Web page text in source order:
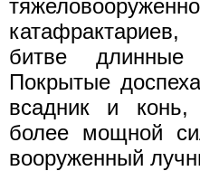
битве
Покрытые
всадник и конь,
более мощной
вооруженный